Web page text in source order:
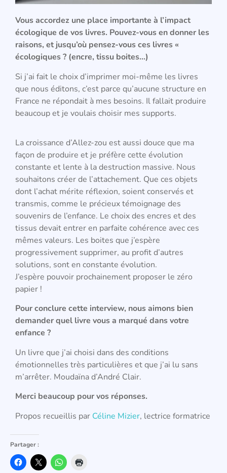
Vous accordez une place importante à l’impact
écologique de vos livres. Pouvez-vous en donner les
raisons, et jusqu’où pensez-vous ces livres «
écologiques ? (encre, tissu boites…)
Si j’ai fait le choix d’imprimer moi-même les livres
que nous éditons, c’est parce qu’aucune structure en
France ne répondait à mes besoins. Il fallait produire
beaucoup et je voulais choisir mes supports.
La croissance d’Allez-zou est aussi douce que ma
façon de produire et je préfère cette évolution
constante et lente à la destruction massive. Nous
souhaitons créer de l’attachement. Que ces objets
dont l’achat mérite réflexion, soient conservés et
transmis, comme le précieux témoignage des
souvenirs de l’enfance. Le choix des encres et des
tissus devait entrer en parfaite cohérence avec ces
mêmes valeurs. Les boites que j’espère
progressivement supprimer, au profit d’autres
solutions, sont en constante évolution.
J’espère pouvoir prochainement proposer le zéro
papier !
Pour conclure cette interview, nous aimons bien
demander quel livre vous a marqué dans votre
enfance ?
Un livre que j’ai choisi dans des conditions
émotionnelles très particulières et que j’ai lu sans
m’arrêter. Moudaïna d’André Clair.
Merci beaucoup pour vos réponses.
Propos recueillis par Céline Mizier, lectrice formatrice
Partager :